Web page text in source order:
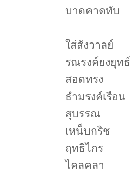
บาดคาดทับ
ใส่สังวาลย์
รณรงค์ยงยุทธ์
สอดทรง
ธำมรงค์เรือน
สุบรรณ
เหน็บกริช
ฤทธิไกร
ไคลคลา